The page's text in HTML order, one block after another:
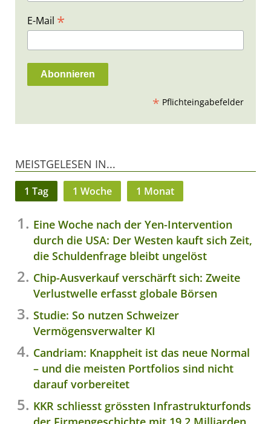
E-Mail *
* Pflichteingabefelder
MEISTGELESEN IN...
1 Tag 1 Woche 1 Monat
Eine Woche nach der Yen-Intervention
durch die USA: Der Westen kauft sich Zeit,
die Schuldenfrage bleibt ungelöst
Chip-Ausverkauf verschärft sich: Zweite
Verlustwelle erfasst globale Börsen
Studie: So nutzen Schweizer
Vermögensverwalter KI
Candriam: Knappheit ist das neue Normal
– und die meisten Portfolios sind nicht
darauf vorbereitet
KKR schliesst grössten Infrastrukturfonds